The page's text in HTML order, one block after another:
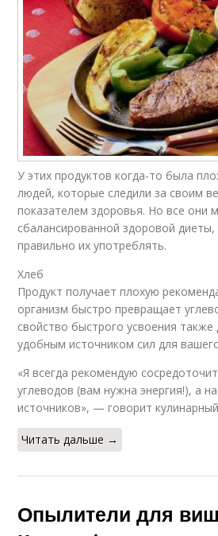
У этих продуктов когда-то была
людей, которые следили за своим
показателем здоровья. Но все они
сбалансированной здоровой диеты,
правильно их употреблять.
Хлеб
Продукт получает плохую
организм быстро превращает
свойство быстрого усвоения
удобным источником сил для
«Я всегда рекомендую
углеводов (вам нужна энергия!), а
источников», — говорит
Читать дальше →
Опылители для